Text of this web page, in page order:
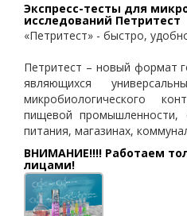
Экспресс-тесты для
исследований Петритест
«Петритест» - быстро,
Петритест – новый формат
являющихся
микробиологического
пищевой промышленности,
питания, магазинах,
ВНИМАНИЕ!!!! Работаем
лицами!